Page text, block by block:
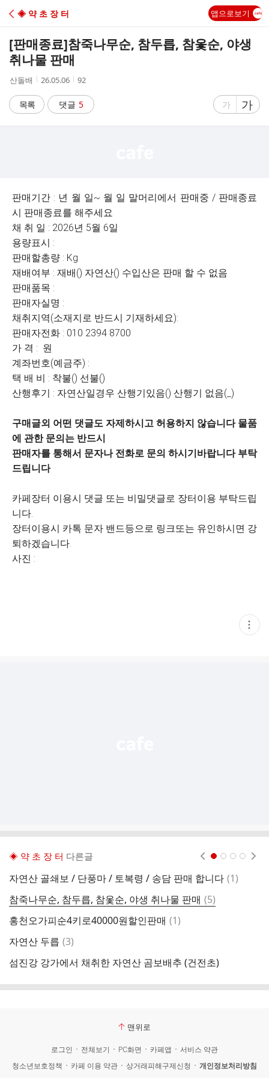
C
A
◈ 약 초 장 터 앱으로보기
[판매종료]참죽나무순, 참두릅, 참옻순, 야생
취나물 판매
작
자
산돌배
작
시
간
26.05.06
조
수
92
목록 댓글 5
글
게
가
글
자
게
가
판매기간 : 년 월 일~ 월 일 말머리에서 판매중 / 판매종료
시 판매종료를 해주세요
채 취 일 : 2026년 5월 6일
용량표시 :
판매할총량 : Kg
재배여부 : 재배() 자연산() 수입산은 판매 할 수 없음
판매품목 :
판매자실명 :
채취지역(소재지로 반드시 기재하세요):
판매자전화 : 010 2394 8700
가 격 : 원
계좌번호(예금주) :
택 배 비 : 착불() 선불()
산행후기 : 자연산일경우 산행기있음() 산행기 없음(_)
구매글외 어떤 댓글도 자제하시고 허용하지 않습니다 물품
에 관한 문의는 반드시
판매자를 통해서 문자나 전화로 문의 하시기바랍니다 부탁
드립니다
카페장터 이용시 댓글 또는 비밀댓글로 장터이용 부탁드립
니다.
장터이용시 카톡 문자 밴드등으로 링크또는 유인하시면 강
퇴하겠습니다.
사진 :
현
재
◈ 약 초 장 터 다른글
자연산 골쇄보 / 단풍마 / 토복령 / 송담 판매 합니다 댓
(1)
참죽나무순, 참두릅, 참옻순, 야생 취나물 판매 댓
글
(5)
홍천오가피순4키로40000원할인판매 댓
(1)
자연산 두릅 댓
(3)
섬진강 강가에서 채취한 자연산 곰보배추 (건전초)
맨위로
로그인 전체보기 PC화면 카페앱
서비스 약관
청소년보호정책
카페 이용 약관 상거래피해구제신청 개인정보처리방침